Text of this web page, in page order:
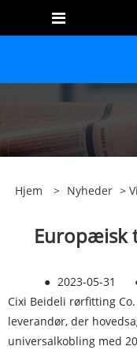
Hjem > Nyheder >
Europæisk
● 2023-05-31
Cixi Beideli rørfitting
leverandør, der
universalkobling med